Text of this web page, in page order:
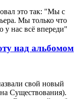
это так: "Мы с
Мы только что
у нас всё впереди"
над альбомом
свой новый
Существования).